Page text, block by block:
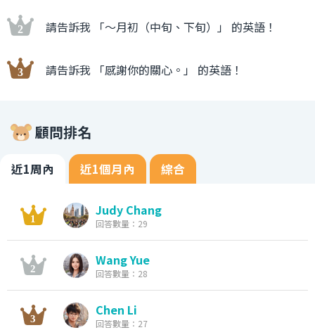
請告訴我 「〜月初（中旬、下旬）」 的英語！
請告訴我 「感謝你的關心。」 的英語！
顧問排名
近1周內 近1個月內 綜合
Judy Chang
回答數量：29
Wang Yue
回答數量：28
Chen Li
回答數量：27